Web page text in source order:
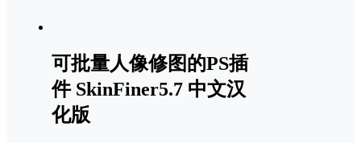
可批量人像修图的PS插
件 SkinFiner5.7 中文汉
化版